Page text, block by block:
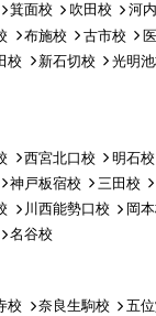
箕面校 吹田校 河
布施校 古市校
校 新石切校 光明
西宮北口校 明石校
神戸板宿校 三田校
川西能勢口校 岡
名谷校
校 奈良生駒校 五